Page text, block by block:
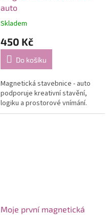
auto
Skladem
450 Kč
Do košíku
Magnetická stavebnice - auto
podporuje kreativní stavění,
logiku a prostorové vnímání.
Moje první magnetická